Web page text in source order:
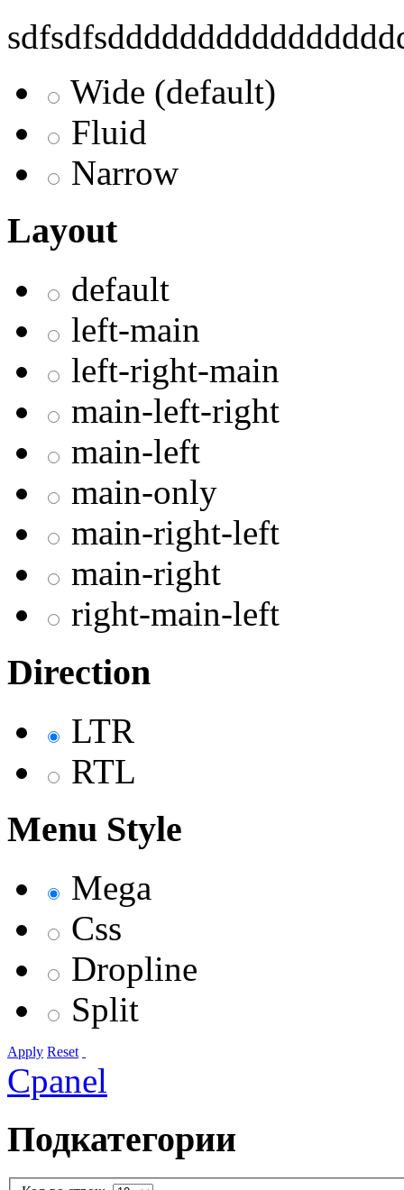
Wide (default)
Fluid
Narrow
Layout
default
left-main
left-right-main
main-left-right
main-left
main-only
main-right-left
main-right
right-main-left
Direction
LTR
RTL
Menu Style
Mega
Css
Dropline
Split
Apply Reset
Cpanel
Подкатегории